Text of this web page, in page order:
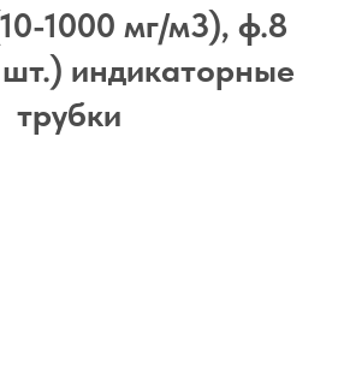
1000 мг/м3), ф.8
индикаторные
трубки